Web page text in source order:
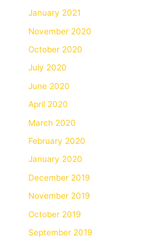
January 2021
November 2020
October 2020
July 2020
June 2020
April 2020
March 2020
February 2020
January 2020
December 2019
November 2019
October 2019
September 2019